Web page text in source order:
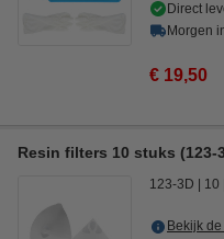
Direct
Morgen
€ 19,50
Resin filters 10 stuks (123-
123-3D 10
Bekijk